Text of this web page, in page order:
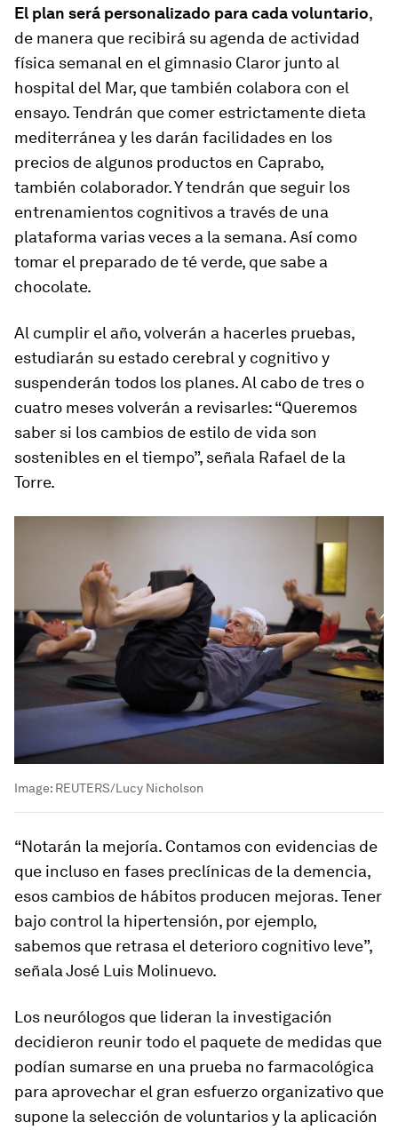
El plan será personalizado para cada voluntario,
de manera que recibirá su agenda de actividad
física semanal en el gimnasio Claror junto al
hospital del Mar, que también colabora con el
ensayo. Tendrán que comer estrictamente dieta
mediterránea y les darán facilidades en los
precios de algunos productos en Caprabo,
también colaborador. Y tendrán que seguir los
entrenamientos cognitivos a través de una
plataforma varias veces a la semana. Así como
tomar el preparado de té verde, que sabe a
chocolate.
Al cumplir el año, volverán a hacerles pruebas,
estudiarán su estado cerebral y cognitivo y
suspen­derán todos los planes. Al cabo de tres o
cuatro meses volverán a revisarles: “Queremos
saber si los cambios de estilo de vida son
sostenibles en el tiempo”, señala Rafael de la
Torre.
Image: REUTERS/Lucy Nicholson
“Notarán la mejoría. Contamos con evidencias de
que incluso en fases preclínicas de la demencia,
esos cambios de hábitos producen mejoras. Tener
bajo control la hipertensión, por ejemplo,
sabemos que retrasa el deterioro cognitivo leve”,
señala José Luis Molinuevo.
Los neurólogos que lideran la investigación
decidieron reunir todo el paquete de medidas que
podían sumarse en una prueba no farmacológica
para aprovechar el gran esfuerzo organizativo que
supone la selección de voluntarios y la aplicación